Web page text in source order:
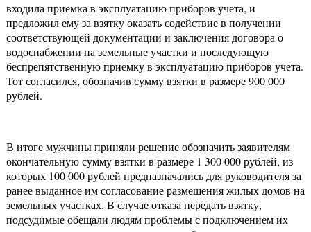
входила приемка в эксплуатацию приборов учета, и
предложил ему за взятку оказать содействие в получении
соответствующей документации и заключения договора о
водоснабжении на земельные участки и последующую
беспрепятственную приемку в эксплуатацию приборов учета.
Тот согласился, обозначив сумму взятки в размере 900 000
рублей.
В итоге мужчины приняли решение обозначить заявителям
окончательную сумму взятки в размере 1 300 000 рублей, из
которых 100 000 рублей предназначались для руководителя за
ранее выданное им согласование размещения жилых домов на
земельных участках. В случае отказа передать взятку,
подсудимые обещали людям проблемы с подключением их